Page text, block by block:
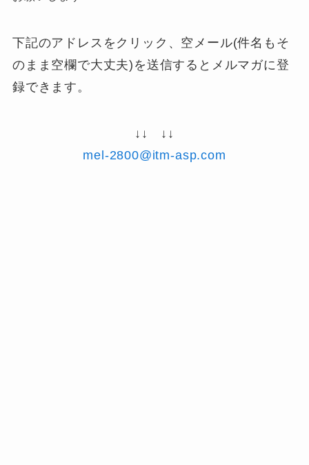
下記のアドレスをクリック、空メール(件名もそ
のまま空欄で大丈夫)を送信するとメルマガに登
録できます。
↓↓ ↓↓
mel-2800@itm-asp.com